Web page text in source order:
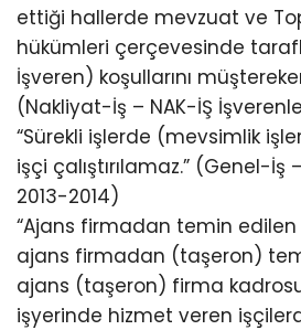
ettiği hallerde mevzuat ve
hükümleri çerçevesinde
İşveren) koşullarını
(Nakliyat-İş – NAK-İŞ
“Sürekli işlerde (mevsimlik
işçi çalıştırılamaz.” (Genel-İş
2013-2014)
“Ajans firmadan temin edilen
ajans firmadan (taşeron)
ajans (taşeron) firma
işyerinde hizmet veren